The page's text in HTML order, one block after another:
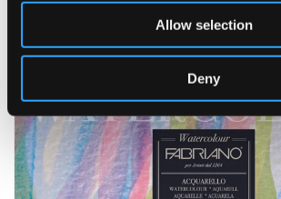
Allow selection
Deny
Produits associés